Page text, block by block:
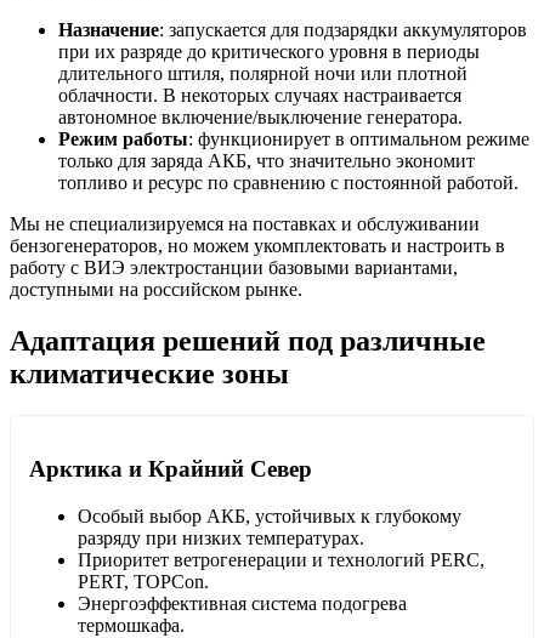
Назначение: запускается для подзарядки аккумуляторов
при их разряде до критического уровня в периоды
длительного штиля, полярной ночи или плотной
облачности. В некоторых случаях настраивается
автономное включение/выключение генератора.
Режим работы: функционирует в оптимальном режиме
только для заряда АКБ, что значительно экономит
топливо и ресурс по сравнению с постоянной работой.
Мы не специализируемся на поставках и обслуживании
бензогенераторов, но можем укомплектовать и настроить в
работу с ВИЭ электростанции базовыми вариантами,
доступными на российском рынке.
Адаптация решений под различные
климатические зоны
Арктика и Крайний Север
Особый выбор АКБ, устойчивых к глубокому
разряду при низких температурах.
Приоритет ветрогенерации и технологий PERC,
PERT, TOPCon.
Энергоэффективная система подогрева
термошкафа.